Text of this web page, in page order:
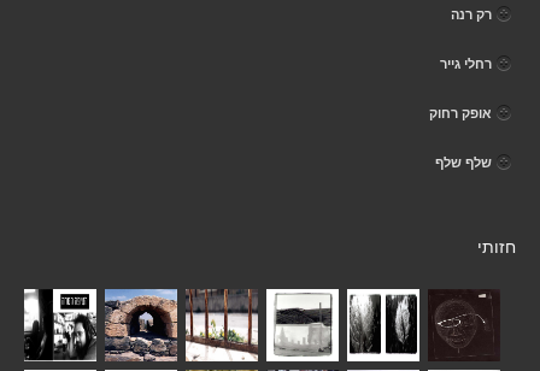
רק רנה
רחלי גייר
אופק רחוק
שלף שלף
חזותי